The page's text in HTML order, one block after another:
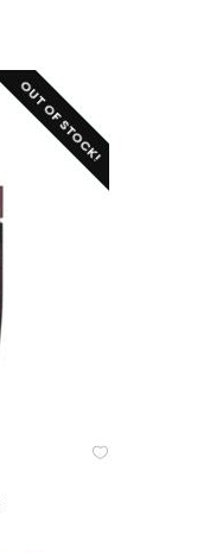
SALE!
OUT OF STOCK!